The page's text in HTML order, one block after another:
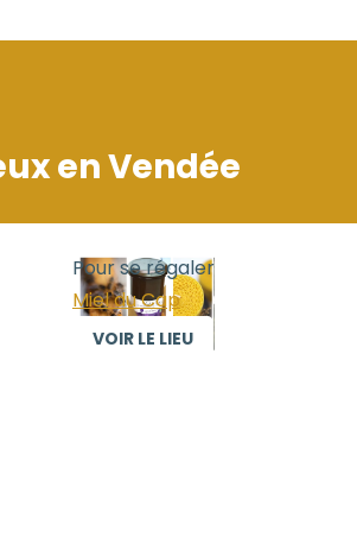
enVendée
Pour se régaler
Miel du Cap
VOIR LE LIEU